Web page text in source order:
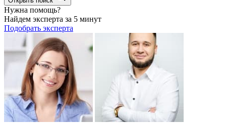
Нужна помощь?
Найдем эксперта за 5 минут
Подобрать эксперта